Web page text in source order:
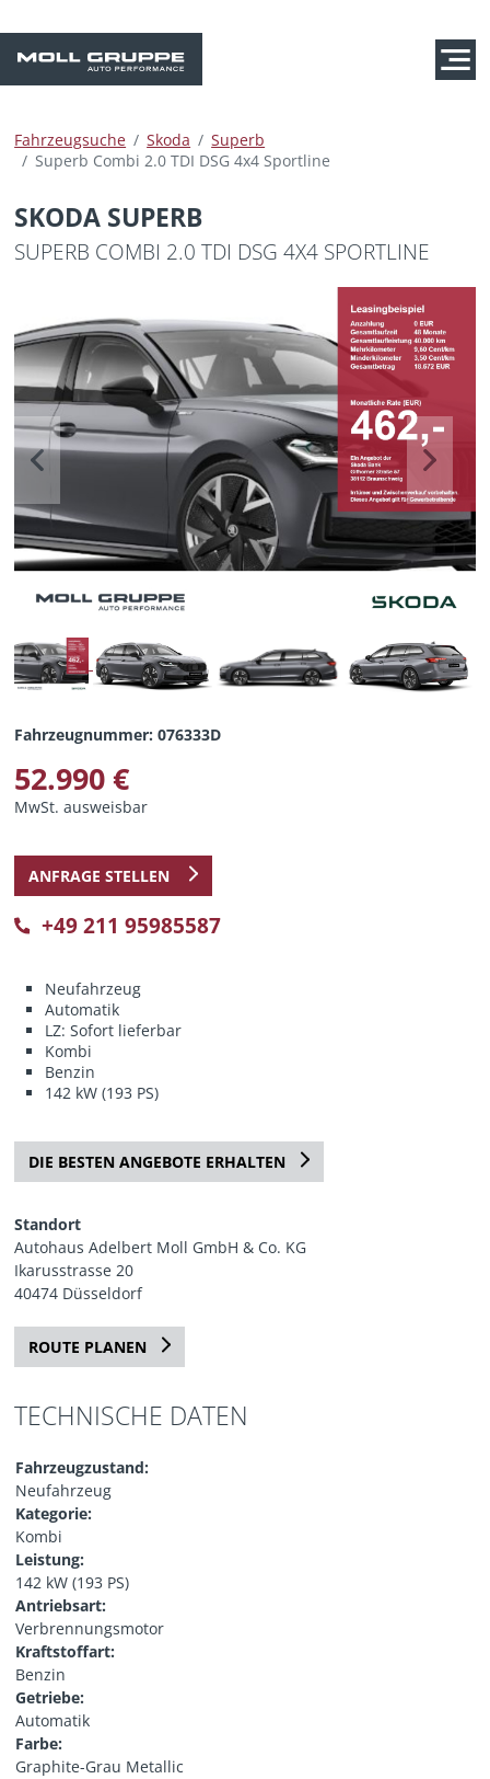
Fahrzeugsuche Skoda
Superb
Superb Combi 2.0 TDI DSG 4x4 Sportline
SKODA SUPERB
SUPERB COMBI 2.0 TDI DSG 4X4 SPORTLINE
Previous Next
Fahrzeugnummer: 076333D
52.990 €
MwSt. ausweisbar
ANFRAGE STELLEN
+49 211 95985587
Neufahrzeug
Automatik
LZ: Sofort lieferbar
Kombi
Benzin
142 kW (193 PS)
DIE BESTEN ANGEBOTE ERHALTEN
Standort
Autohaus Adelbert Moll GmbH & Co. KG
Ikarusstrasse 20
40474 Düsseldorf
ROUTE PLANEN
TECHNISCHE DATEN
Fahrzeugzustand:
Neufahrzeug
Kategorie:
Kombi
Leistung:
142 kW (193 PS)
Antriebsart:
Verbrennungsmotor
Kraftstoffart:
Benzin
Getriebe:
Automatik
Farbe:
Graphite-Grau Metallic